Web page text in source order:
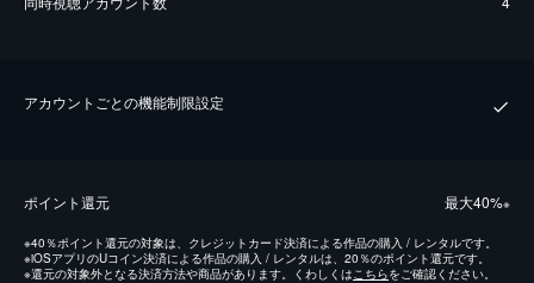
アカウントごとの機能制限設定
ポイント還元 最⼤40%※
※40％ポイント還元の対象は、クレジットカード決済による作品の購入 / レンタルです。
※iOSアプリのUコイン決済による作品の購入 / レンタルは、20％のポイント還元です。
※還元の対象外となる決済方法や商品があります。くわしくは こちらをご確認ください。